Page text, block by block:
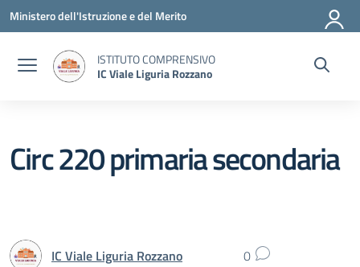
Vai ai contenuti
Vai al menu di navigazione
Vai al footer
Ministero dell'Istruzione e del Merito
ISTITUTO COMPRENSIVO
IC Viale Liguria Rozzano
Circ 220 primaria secondaria
IC Viale Liguria Rozzano 0